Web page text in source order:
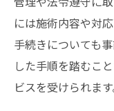
には施術内容や対
手続きについても
した手順を踏むこ
ビスを受けられます